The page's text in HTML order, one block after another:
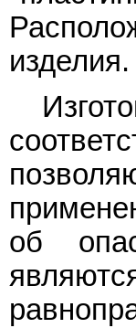
изделия.
об